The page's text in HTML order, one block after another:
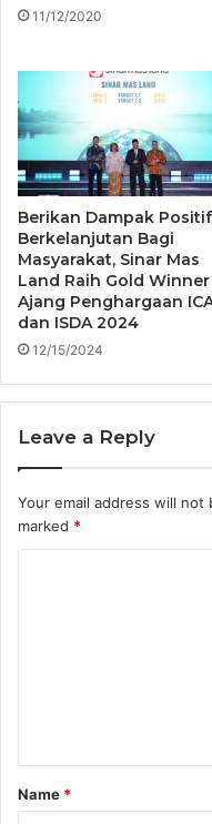
11/12/2020
Berikan Dampak Positif
Berkelanjutan Bagi
Masyarakat, Sinar Mas
Land Raih Gold
Ajang Penghargaan
dan ISDA 2024
12/15/2024
Leave a Reply
Your email address will not
marked *
t
*
Name *